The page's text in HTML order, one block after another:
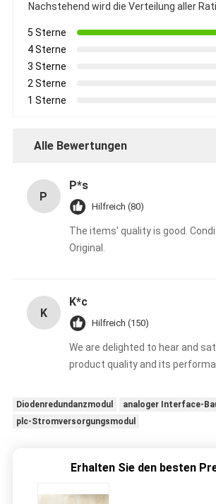
Nachstehend wird die Verteilung aller
5 Sterne
4 Sterne
3 Sterne
2 Sterne
1 Sterne
Alle Bewertungen
P
P*s
Hilfreich (80)
The items' quality is good.
Original.
K
K*c
Hilfreich (150)
We are delighted to hear and
product quality and its
Diodenredundanzmodul
analoger Interface-
plc-Stromversorgungsmodul
Erhalten Sie den besten